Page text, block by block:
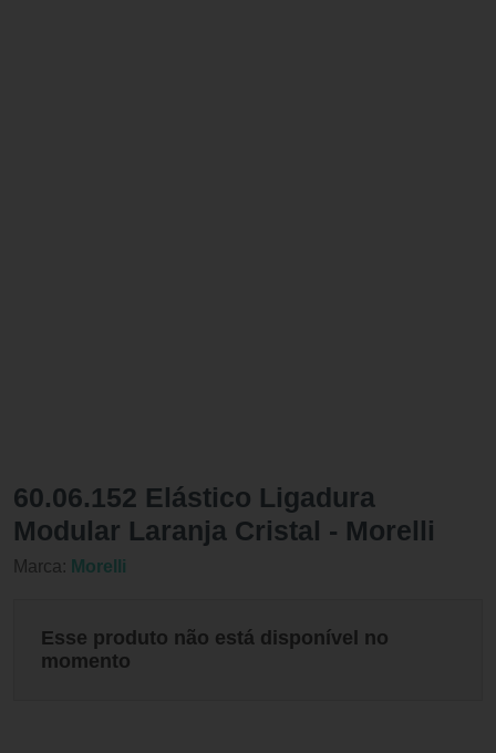
60.06.152 Elástico Ligadura
Modular Laranja Cristal - Morelli
Marca: Morelli
Esse produto não está disponível no
momento